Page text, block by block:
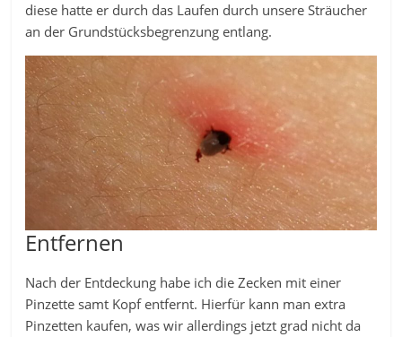
diese hatte er durch das Laufen durch unsere Sträucher
an der Grundstücksbegrenzung entlang.
Entfernen
Nach der Entdeckung habe ich die Zecken mit einer
Pinzette samt Kopf entfernt. Hierfür kann man extra
Pinzetten kaufen, was wir allerdings jetzt grad nicht da